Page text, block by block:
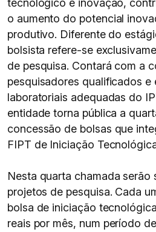
tecnológico e inovação,
o aumento do potencial
produtivo. Diferente do
bolsista refere-se
de pesquisa. Contará com a
pesquisadores qualificados e
laboratoriais adequadas do
entidade torna pública a
concessão de bolsas que
FIPT de Iniciação
Nesta quarta chamada serão
projetos de pesquisa. Cada
bolsa de iniciação
reais por mês, num período